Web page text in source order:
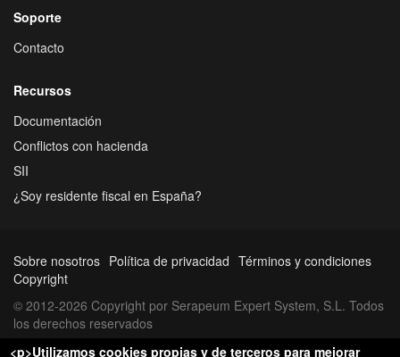
Soporte
Contacto
Recursos
Documentación
Conflictos con hacienda
SII
¿Soy residente fiscal en España?
Sobre nosotros Política de privacidad Términos y condiciones
Copyright
© 2012-2026 Copyright por Serapeum Expert System, S.L. Todos
los derechos reservados
<p>Utilizamos cookies propias y de terceros para mejorar